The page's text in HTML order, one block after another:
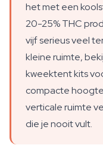
het met een
20-25% THC
vijf serieus veel
kleine ruimte,
kweektent kits
compacte
verticale ruimte
die je nooit vult.